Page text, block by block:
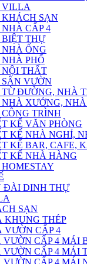
VILLA
SẠN
CẤP 4
THỰ
ỐNG
PHỐ
THẤT
VƯỜN
ĐƯỜNG, NHÀ
XƯỞNG,
TRÌNH
KẾ VĂN PHÒNG
KẾ NHÀ NGHỈ,
KẾ BAR, CAFE,
KẾ NHÀ HÀNG
ĐÀI DINH THỰ
SẠN
KHUNG THÉP
VƯỜN CẤP 4
VƯỜN CẤP 4 MÁI
VƯỜN CẤP 4 MÁI
VƯỜN CẤP 4 MÁI